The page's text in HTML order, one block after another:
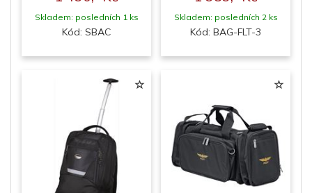
Skladem: posledních 1 ks
Kód: SBAC
Skladem: posledních 2 ks
Kód: BAG-FLT-3